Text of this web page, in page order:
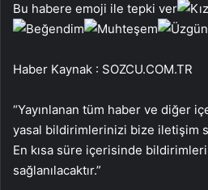
Bu habere emoji ile tepki ver
Haber Kaynak : SOZCU.COM.TR
“Yayınlanan tüm haber ve diğer
yasal bildirimlerinizi bize iletişim
En kısa süre içerisinde
sağlanılacaktır.”